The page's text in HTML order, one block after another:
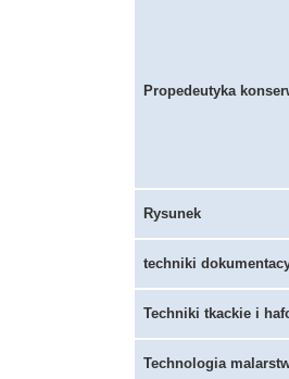
Propedeutyka
Rysunek
techniki
Techniki tkackie i
Technologia